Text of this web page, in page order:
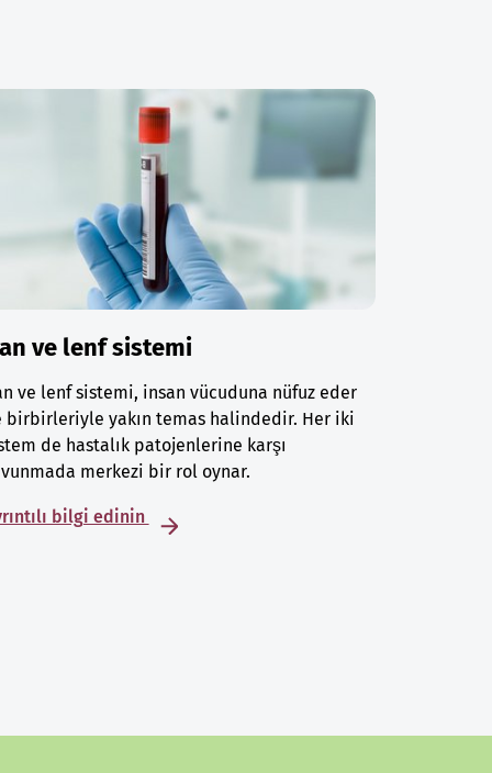
ve lenf sistemi
ve lenf sistemi, insan vücuduna nüfuz eder
birbirleriyle yakın temas halindedir. Her iki
de hastalık patojenlerine karşı
merkezi bir rol oynar.
bilgi edinin